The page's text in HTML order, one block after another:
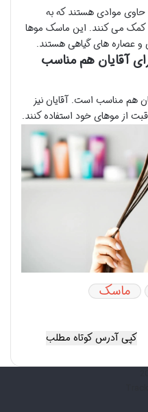
موادی هستند که به
کمک می کنند. این ماسک موها
و عصاره های گیاهی هستند.
آقایان هم مناسب
هم مناسب است. آقایان نیز
از موهای خود استفاده کنند.
ماسک
کپی آدرس کوتاه مطلب